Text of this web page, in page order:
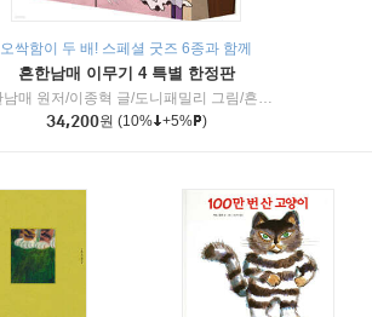
오싹함이 두 배! 스페셜 굿즈 6종과 함께
흔한남매 이무기 4 특별 한정판
흔한남매 원저/이종혁 글/도니패밀리 그림/흔한컴퍼니 감수
34,200원 (10% +5% )